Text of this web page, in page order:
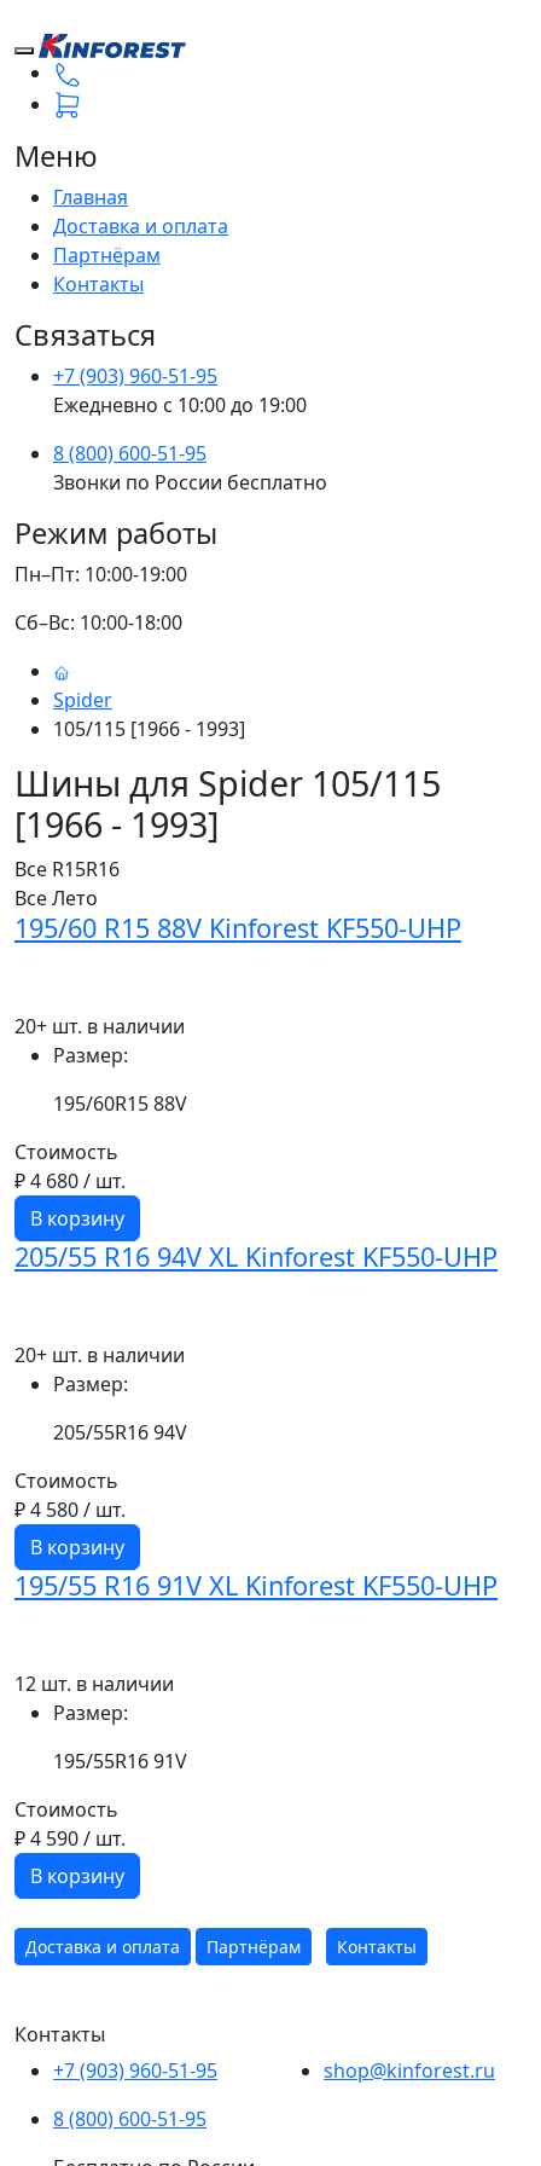
Меню
Главная
Доставка и оплата
Партнёрам
Контакты
Связаться
+7 (903) 960-51-95
Ежедневно с 10:00 до 19:00
8 (800) 600-51-95
Звонки по России бесплатно
Режим работы
Пн–Пт: 10:00-19:00
Сб–Вс: 10:00-18:00
Spider
105/115 [1966 - 1993]
Шины для Spider 105/115
[1966 - 1993]
Все R15R16
ВсеЛето
195/60 R15 88V Kinforest KF550-UHP
20+ шт. в наличии
Размер:
195/60R15 88V
Стоимость
₽ 4 680/ шт.
В корзину
205/55 R16 94V XL Kinforest KF550-UHP
20+ шт. в наличии
Размер:
205/55R16 94V
Стоимость
₽ 4 580/ шт.
В корзину
195/55 R16 91V XL Kinforest KF550-UHP
12 шт. в наличии
Размер:
195/55R16 91V
Стоимость
₽ 4 590/ шт.
В корзину
Доставка и оплата Партнёрам Контакты
Контакты
+7 (903) 960-51-95
8 (800) 600-51-95
shop@kinforest.ru